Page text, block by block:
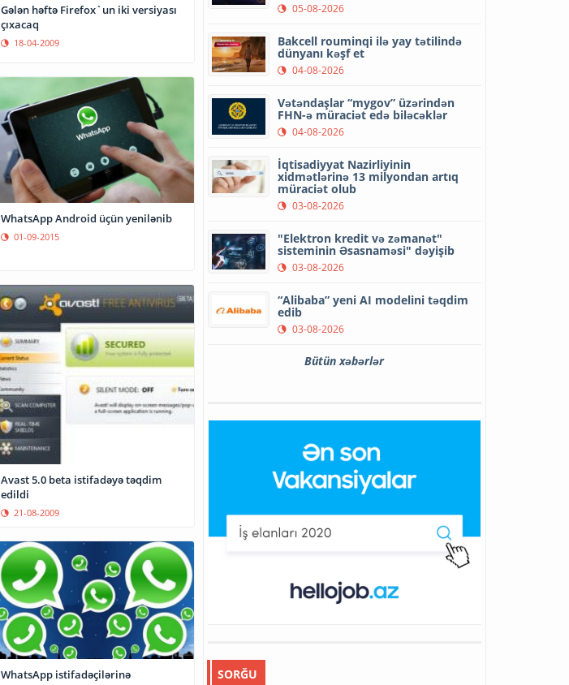
Gələn həftə Firefox`un iki versiyası
çıxacaq
18-04-2009
WhatsApp Android üçün yenilənib
01-09-2015
Avast 5.0 beta istifadəyə təqdim
edildi
21-08-2009
WhatsApp istifadəçilərinə
05-08-2026
Bakcell rouminqi ilə yay tətilində
dünyanı kəşf et
04-08-2026
Vətəndaşlar “mygov” üzərindən
FHN-ə müraciət edə biləcəklər
04-08-2026
İqtisadiyyat Nazirliyinin
xidmətlərinə 13 milyondan artıq
müraciət olub
03-08-2026
"Elektron kredit və zəmanət"
sisteminin Əsasnaməsi" dəyişib
03-08-2026
“Alibaba” yeni AI modelini təqdim
edib
03-08-2026
Bütün xəbərlər
SORĞU